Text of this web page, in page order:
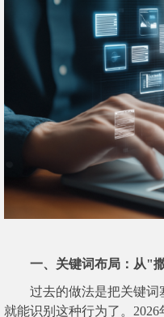
一、关键词布局：从"
过去的做法是把关键词
就能识别这种行为了。2026